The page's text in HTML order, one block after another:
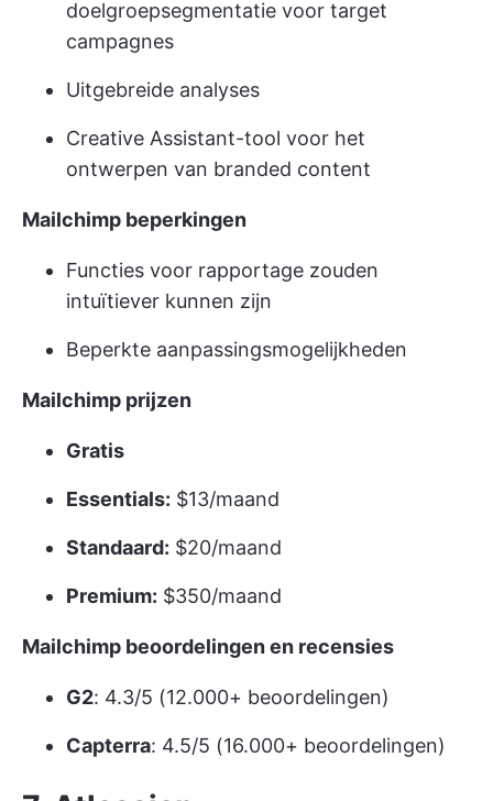
doelgroepsegmentatie voor target
campagnes
Uitgebreide analyses
Creative Assistant-tool voor het
ontwerpen van branded content
Mailchimp beperkingen
Functies voor rapportage zouden
intuïtiever kunnen zijn
Beperkte aanpassingsmogelijkheden
Mailchimp prijzen
Gratis
Essentials: $13/maand
Standaard: $20/maand
Premium: $350/maand
Mailchimp beoordelingen en recensies
G2: 4.3/5 (12.000+ beoordelingen)
Capterra: 4.5/5 (16.000+ beoordelingen)